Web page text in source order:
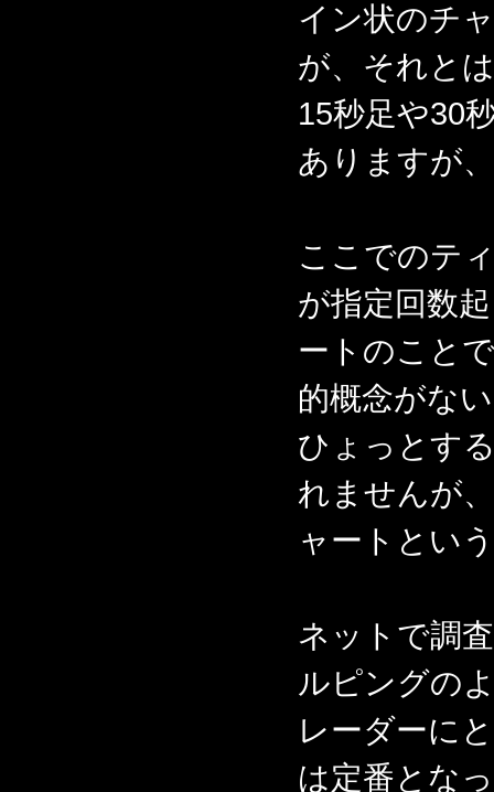
イン状のチ
が、それと
15秒足や30
ありますが
ここでのテ
が指定回数
ートのこと
的概念がな
ひょっとす
れませんが
ャートとい
ネットで調
ルピングの
レーダーに
は定番とな